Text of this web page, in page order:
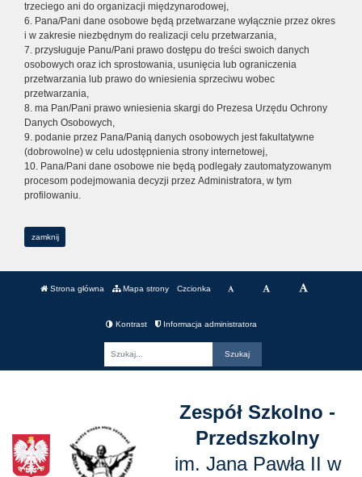
trzeciego ani do organizacji międzynarodowej,
6. Pana/Pani dane osobowe będą przetwarzane wyłącznie przez okres
i w zakresie niezbędnym do realizacji celu przetwarzania,
7. przysługuje Panu/Pani prawo dostępu do treści swoich danych
osobowych oraz ich sprostowania, usunięcia lub ograniczenia
przetwarzania lub prawo do wniesienia sprzeciwu wobec
przetwarzania,
8. ma Pan/Pani prawo wniesienia skargi do Prezesa Urzędu Ochrony
Danych Osobowych,
9. podanie przez Pana/Panią danych osobowych jest fakultatywne
(dobrowolne) w celu udostępnienia strony internetowej,
10. Pana/Pani dane osobowe nie będą podlegały zautomatyzowanym
procesom podejmowania decyzji przez Administratora, w tym
profilowaniu.
zamknij
Strona główna Mapa strony Czcionka
Kontrast Informacja administratora
Zespół Szkolno -
Przedszkolny
im. Jana Pawła II w